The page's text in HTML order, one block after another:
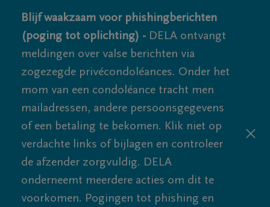
Blijf waakzaam voor phishingberichten
(poging tot oplichting) - DELA ontvangt
meldingen over valse berichten via
zogezegde privécondoléances. Onder het
mom van een condoléance tracht men
mailadressen, andere persoonsgegevens
of een betaling te bekomen. Klik niet op
verdachte links of bijlagen en controleer
de afzender zorgvuldig. DELA
onderneemt meerdere acties om dit te
voorkomen. Pogingen tot phishing en